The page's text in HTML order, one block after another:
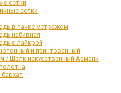
сетки
сетки
в пачке метражом
набивная
с лайкрой
и принтованный
/ Шелк искусственный Армани